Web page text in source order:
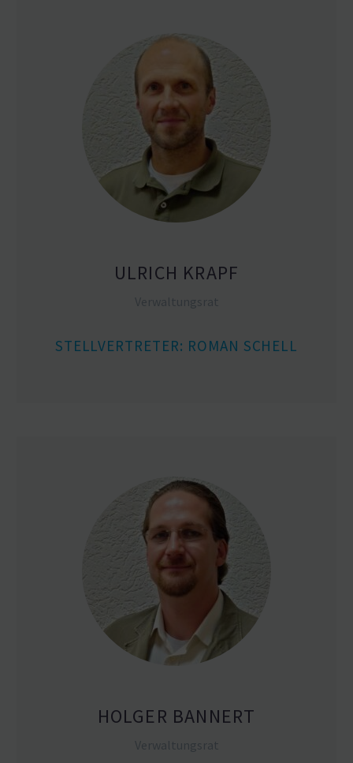
ULRICH KRAPF
Verwal­tungsrat
STELL­VER­TRETER: ROMAN SCHELL
HOLGER BANNERT
Verwal­tungsrat